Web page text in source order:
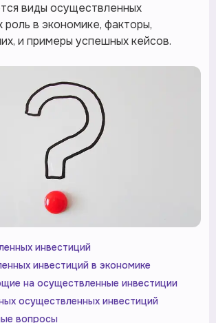
виды осуществленных
роль в экономике, факторы,
и примеры успешных кейсов.
инвестиций
инвестиций в экономике
на осуществленные инвестиции
осуществленных инвестиций
вопросы